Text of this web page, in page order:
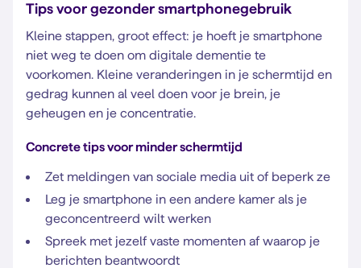
Tips voor gezonder smartphonegebruik
Kleine stappen, groot effect: je hoeft je smartphone
niet weg te doen om digitale dementie te
voorkomen. Kleine veranderingen in je schermtijd en
gedrag kunnen al veel doen voor je brein, je
geheugen en je concentratie.
Concrete tips voor minder schermtijd
Zet meldingen van sociale media uit of beperk ze
Leg je smartphone in een andere kamer als je
geconcentreerd wilt werken
Spreek met jezelf vaste momenten af waarop je
berichten beantwoordt